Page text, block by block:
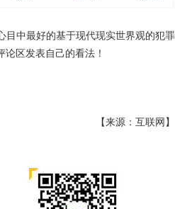
目中最好的基于现代现实世界观的犯罪
区发表自己的看法！
【来源：互联网】